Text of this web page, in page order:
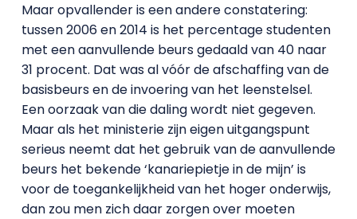
Maar opvallender is een andere constatering:
tussen 2006 en 2014 is het percentage studenten
met een aanvullende beurs gedaald van 40 naar
31 procent. Dat was al vóór de afschaffing van de
basisbeurs en de invoering van het leenstelsel.
Een oorzaak van die daling wordt niet gegeven.
Maar als het ministerie zijn eigen uitgangspunt
serieus neemt dat het gebruik van de aanvullende
beurs het bekende ‘kanariepietje in de mijn’ is
voor de toegankelijkheid van het hoger onderwijs,
dan zou men zich daar zorgen over moeten